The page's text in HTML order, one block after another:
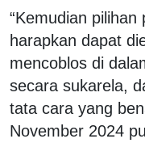
“Kemudian
harapkan dapat
mencoblos di
secara sukarela,
tata cara yang
November 2024